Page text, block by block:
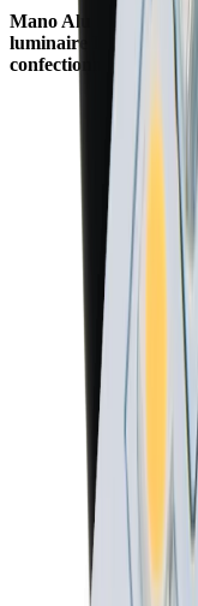
Mano Alu
luminaire LED
confectionné sur mesure